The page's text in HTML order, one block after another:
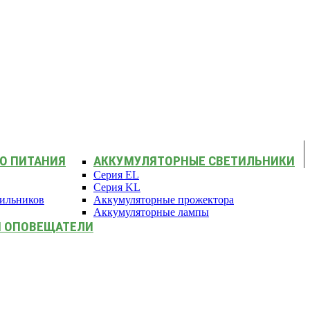
ПИТАНИЯ АККУМУЛЯТОРНЫЕ СВЕТИЛЬНИКИ
Серия EL
Серия KL
Аккумуляторные прожектора
Аккумуляторные лампы
ОПОВЕЩАТЕЛИ